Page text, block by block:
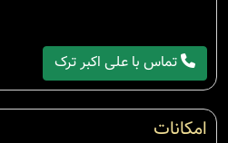
تماس با علی اکبر ترک
امکانات